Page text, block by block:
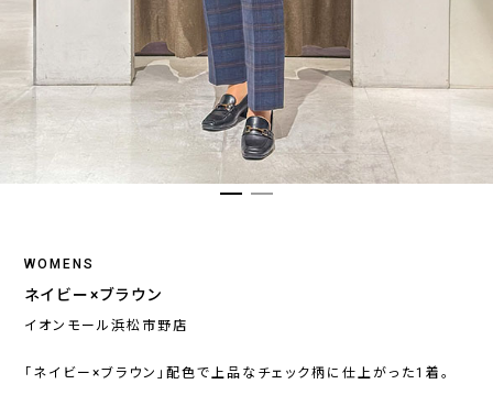
WOMENS
ネイビー×ブラウン
イオンモール浜松市野店
「ネイビー×ブラウン」配色で上品なチェック柄に仕上がった1着。